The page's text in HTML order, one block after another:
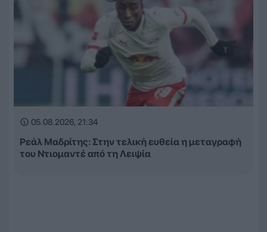
05.08.2026, 21:34
Ρεάλ Μαδρίτης: Στην τελική ευθεία η μεταγραφή
του Ντιομαντέ από τη Λειψία